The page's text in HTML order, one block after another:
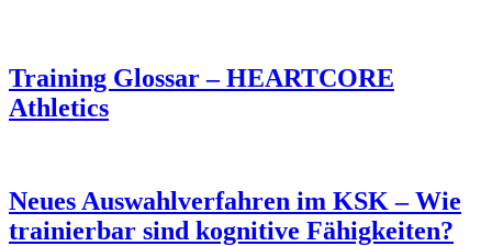
Training Glossar – HEARTCORE
Athletics
Neues Auswahlverfahren im KSK – Wie
trainierbar sind kognitive Fähigkeiten?